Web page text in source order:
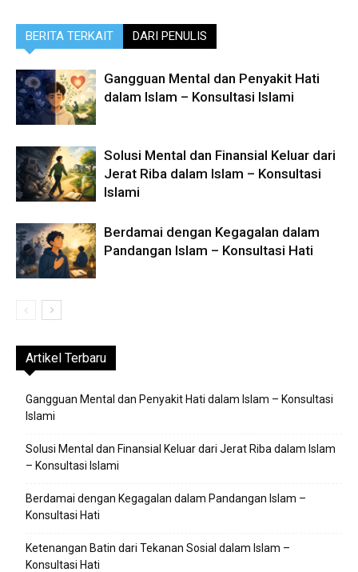
BERITA TERKAIT DARI PENULIS
Gangguan Mental dan Penyakit Hati
dalam Islam – Konsultasi Islami
Solusi Mental dan Finansial Keluar dari
Jerat Riba dalam Islam – Konsultasi
Islami
Berdamai dengan Kegagalan dalam
Pandangan Islam – Konsultasi Hati
Artikel Terbaru
Gangguan Mental dan Penyakit Hati dalam Islam – Konsultasi
Islami
Solusi Mental dan Finansial Keluar dari Jerat Riba dalam Islam
– Konsultasi Islami
Berdamai dengan Kegagalan dalam Pandangan Islam –
Konsultasi Hati
Ketenangan Batin dari Tekanan Sosial dalam Islam –
Konsultasi Hati